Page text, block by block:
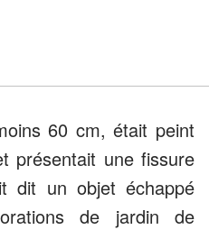
60 cm, était peint
présentait une fissure
dit un objet échappé
de jardin de